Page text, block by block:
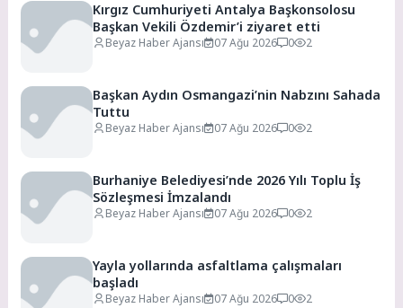
Kırgız Cumhuriyeti Antalya Başkonsolosu
Başkan Vekili Özdemir’i ziyaret etti
Beyaz Haber Ajansı 07 Ağu 2026 0 2
Başkan Aydın Osmangazi’nin Nabzını Sahada
Tuttu
Beyaz Haber Ajansı 07 Ağu 2026 0 2
Burhaniye Belediyesi’nde 2026 Yılı Toplu İş
Sözleşmesi İmzalandı
Beyaz Haber Ajansı 07 Ağu 2026 0 2
Yayla yollarında asfaltlama çalışmaları
başladı
Beyaz Haber Ajansı 07 Ağu 2026 0 2